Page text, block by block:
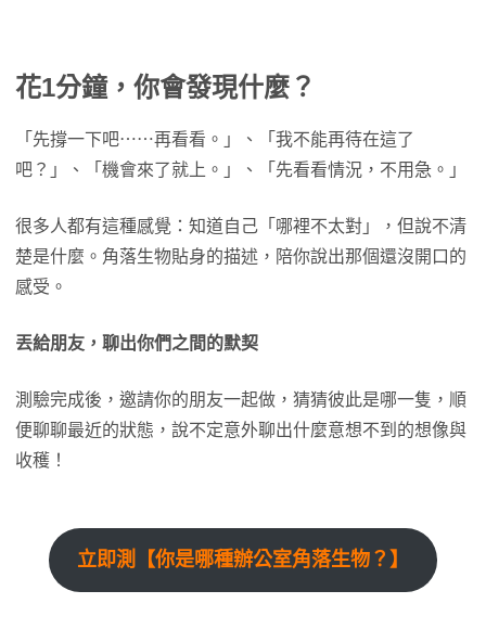
花1分鐘，你會發現什麼？
「先撐一下吧⋯⋯再看看。」、「我不能再待在這了
吧？」、「機會來了就上。」、「先看看情況，不用急。」
很多人都有這種感覺：知道自己「哪裡不太對」，但說不清
楚是什麼。角落生物貼身的描述，陪你說出那個還沒開口的
感受。
丟給朋友，聊出你們之間的默契
測驗完成後，邀請你的朋友一起做，猜猜彼此是哪一隻，順
便聊聊最近的狀態，說不定意外聊出什麼意想不到的想像與
收穫！
立即測【你是哪種​辦公室角落生物？】